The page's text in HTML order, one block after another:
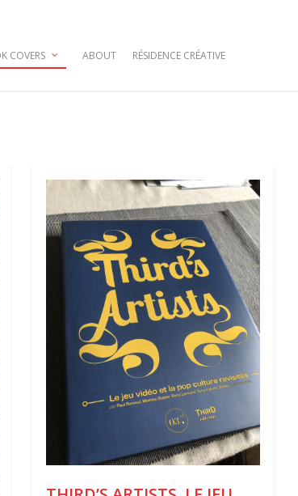
COVERS ABOUT RÉSIDENCE CRÉATIVE